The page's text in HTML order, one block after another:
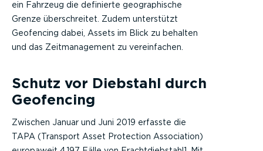
ein Fahrzeug die definierte geographische
Grenze überschreitet. Zudem unterstützt
Geofencing dabei, Assets im Blick zu behalten
und das Zeitmanagement zu vereinfachen.
Schutz vor Diebstahl durch
Geofencing
Zwischen Januar und Juni 2019 erfasste die
TAPA (Transport Asset Protection Association)